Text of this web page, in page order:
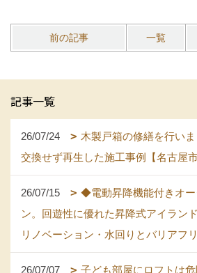
前の記事 一覧
記事一覧
26/07/24
木製戸箱の修繕を行い
交換せず再生した施工事例【名古屋市
26/07/15
◆電動昇降機能付きオ
ン。回遊性に優れた昇降式アイラン
リノベーション・水回りとバリアフ
26/07/07 子ども部屋にロフトは